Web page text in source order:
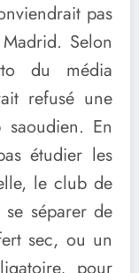
pas
Selon
du média
refusé une
En
étudier les
le club de
séparer de
sec, ou un